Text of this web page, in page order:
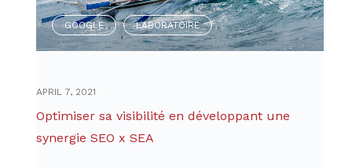
GOOGLE
,
LABORATOIRE
APRIL 7, 2021
Optimiser sa visibilité en développant une
synergie SEO x SEA